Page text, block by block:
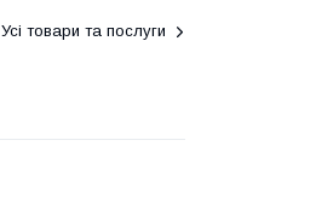
Усі товари та послуги